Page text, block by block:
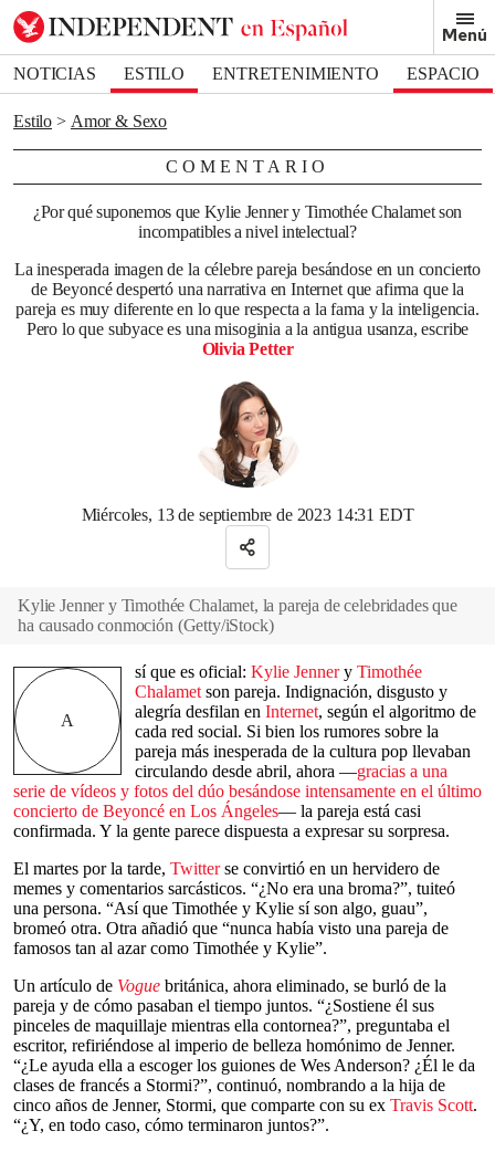
Menú
NOTICIAS ESTILO ENTRETENIMIENTO
ESPACIO
DEPORTES
Estilo Amor & Sexo
COMENTARIO
¿Por qué suponemos que Kylie Jenner y Timothée Chalamet son
incompatibles a nivel intelectual?
La inesperada imagen de la célebre pareja besándose en un concierto
de Beyoncé despertó una narrativa en Internet que afirma que la
pareja es muy diferente en lo que respecta a la fama y la inteligencia.
Pero lo que subyace es una misoginia a la antigua usanza, escribe
Olivia Petter
Miércoles, 13 de septiembre de 2023 14:31 EDT
Bookmark popover
Removed from bookmarks
Close popover
Kylie Jenner y Timothée Chalamet, la pareja de celebridades que
ha causado conmoción (Getty/iStock)
A
sí que es oficial: Kylie Jennery Timothée
Chalamet son pareja. Indignación, disgusto y
alegría desfilan en Internet, según el algoritmo de
cada red social. Si bien los rumores sobre la
pareja más inesperada de la cultura pop llevaban
circulando desde abril, ahora —gracias a una
serie de vídeos y fotos del dúo besándose intensamente en el último
concierto de Beyoncé en Los Ángeles— la pareja está casi
confirmada. Y la gente parece dispuesta a expresar su sorpresa.
El martes por la tarde, Twitterse convirtió en un hervidero de
memes y comentarios sarcásticos. “¿No era una broma?”, tuiteó
una persona. “Así que Timothée y Kylie sí son algo, guau”,
bromeó otra. Otra añadió que “nunca había visto una pareja de
famosos tan al azar como Timothée y Kylie”.
Un artículo de Vogue británica, ahora eliminado, se burló de la
pareja y de cómo pasaban el tiempo juntos. “¿Sostiene él sus
pinceles de maquillaje mientras ella contornea?”, preguntaba el
escritor, refiriéndose al imperio de belleza homónimo de Jenner.
“¿Le ayuda ella a escoger los guiones de Wes Anderson? ¿Él le da
clases de francés a Stormi?”, continuó, nombrando a la hija de
cinco años de Jenner, Stormi, que comparte con su ex Travis Scott.
“¿Y, en todo caso, cómo terminaron juntos?”.